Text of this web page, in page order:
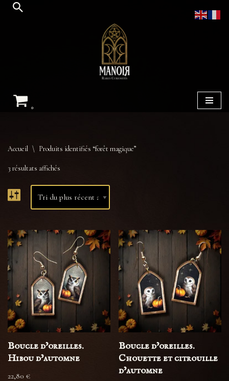
0
Accueil \ Produits identifiés “forêt magique”
3 résultats affichés
Boucle d’oreilles.
Hibou d’automne
22,80 €
Boucle d’oreilles.
Chouette et citrouille
d’automne